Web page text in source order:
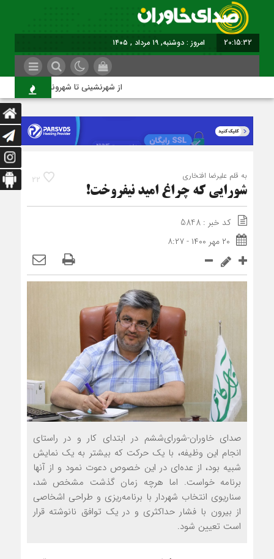
20:15:33 برابر با : Monday - 10 August - 2026
از شهرنشینی تا شهروندی
22 به قلم علیرضا افتخاری
شورایی که چراغ امید نیفروخت!
کد خبر : 5848
۲۰ مهر ۱۴۰۰ - ۸:۲۷
صدای خاوران-شورای‌ششم در ابتدای کار و در راستای
انجام این وظیفه، با یک حرکت که بیشتر به یک نمایش
شبیه بود، از عده‌ای در این خصوص دعوت نمود و از آنها
برنامه خواست. اما هرچه زمان گذشت مشخص شد،
سناریوی انتخاب شهردار با برنامه‌ریزی و طراحی اشخاصی
از بیرون با فشار حداکثری و در یک توافق نانوشته قرار
است تعیین شود.